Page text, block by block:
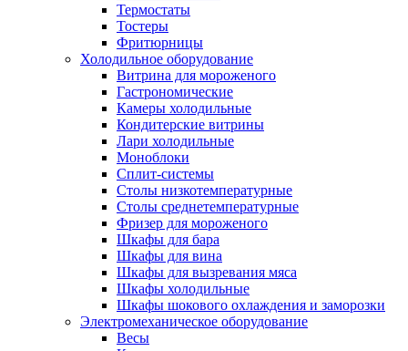
Термостаты
Тостеры
Фритюрницы
Холодильное оборудование
Витрина для мороженого
Гастрономические
Камеры холодильные
Кондитерские витрины
Лари холодильные
Моноблоки
Сплит-системы
Столы низкотемпературные
Столы среднетемпературные
Фризер для мороженого
Шкафы для бара
Шкафы для вина
Шкафы для вызревания мяса
Шкафы холодильные
Шкафы шокового охлаждения и заморозки
Электромеханическое оборудование
Весы